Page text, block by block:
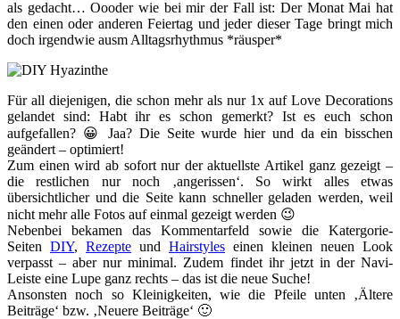
als gedacht… Oooder wie bei mir der Fall ist: Der Monat Mai hat
den einen oder anderen Feiertag und jeder dieser Tage bringt mich
doch irgendwie ausm Alltagsrhythmus *räusper*
Für all diejenigen, die schon mehr als nur 1x auf Love Decorations
gelandet sind: Habt ihr es schon gemerkt? Ist es euch schon
aufgefallen? 😀 Jaa? Die Seite wurde hier und da ein bisschen
geändert – optimiert!
Zum einen wird ab sofort nur der aktuellste Artikel ganz gezeigt –
die restlichen nur noch ‚angerissen‘. So wirkt alles etwas
übersichtlicher und die Seite kann schneller geladen werden, weil
nicht mehr alle Fotos auf einmal gezeigt werden 😉
Nebenbei bekamen das Kommentarfeld sowie die Katergorie-
Seiten DIY, Rezepte und Hairstyles einen kleinen neuen Look
verpasst – aber nur minimal. Zudem findet ihr jetzt in der Navi-
Leiste eine Lupe ganz rechts – das ist die neue Suche!
Ansonsten noch so Kleinigkeiten, wie die Pfeile unten ‚Ältere
Beiträge‘ bzw. ‚Neuere Beiträge‘ 🙂